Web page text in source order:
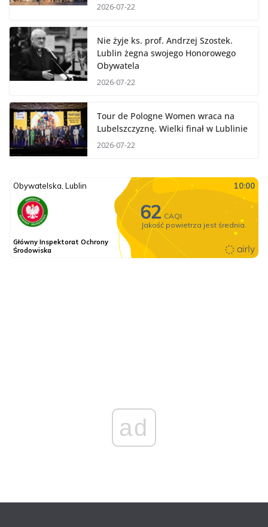
2026-07-22
Nie żyje ks. prof. Andrzej Szostek.
Lublin żegna swojego Honorowego
Obywatela
2026-07-22
Tour de Pologne Women wraca na
Lubelszczyznę. Wielki finał w Lublinie
2026-07-22
ad